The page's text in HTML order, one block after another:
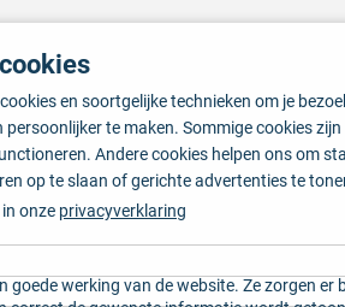
en soortgelijke technieken om je
persoonlijker te maken. Sommige cookies
Andere cookies helpen ons om
op te slaan of gerichte advertenties te
onze privacyverklaring
goede werking van de website. Ze zorgen er